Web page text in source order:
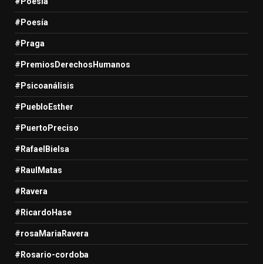
#Poesía
#Praga
#PremiosDerechosHumanos
#Psicoanálisis
#PuebloEsther
#PuertoPreciso
#RafaelBielsa
#RaulMatas
#Ravera
#RicardoHase
#rosaMariaRavera
#Rosario-cordoba